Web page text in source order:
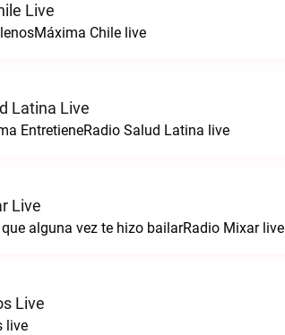
Live
Chile live
Latina Live
EntretieneRadio Salud Latina live
Live
alguna vez te hizo bailarRadio Mixar live
Live
live